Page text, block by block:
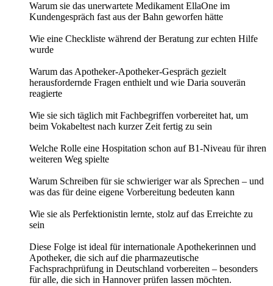
Warum sie das unerwartete Medikament EllaOne im
Kundengespräch fast aus der Bahn geworfen hätte
Wie eine Checkliste während der Beratung zur echten Hilfe
wurde
Warum das Apotheker-Apotheker-Gespräch gezielt
herausfordernde Fragen enthielt und wie Daria souverän
reagierte
Wie sie sich täglich mit Fachbegriffen vorbereitet hat, um
beim Vokabeltest nach kurzer Zeit fertig zu sein
Welche Rolle eine Hospitation schon auf B1-Niveau für ihren
weiteren Weg spielte
Warum Schreiben für sie schwieriger war als Sprechen – und
was das für deine eigene Vorbereitung bedeuten kann
Wie sie als Perfektionistin lernte, stolz auf das Erreichte zu
sein
Diese Folge ist ideal für internationale Apothekerinnen und
Apotheker, die sich auf die pharmazeutische
Fachsprachprüfung in Deutschland vorbereiten – besonders
für alle, die sich in Hannover prüfen lassen möchten.